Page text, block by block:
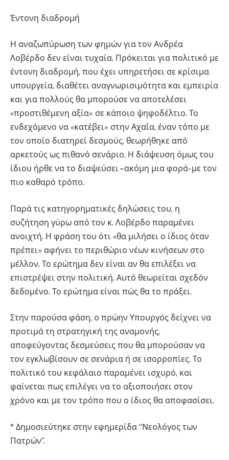
Έντονη διαδρομή
Η αναζωπύρωση των φημών για τον Ανδρέα
Λοβέρδο δεν είναι τυχαία. Πρόκειται για πολιτικό με
έντονη διαδρομή, που έχει υπηρετήσει σε κρίσιμα
υπουργεία, διαθέτει αναγνωρισιμότητα και εμπειρία
και για πολλούς θα μπορούσε να αποτελέσει
«προστιθέμενη αξία» σε κάποιο ψηφοδέλτιο. Το
ενδεχόμενο να «κατέβει» στην Αχαΐα, έναν τόπο με
τον οποίο διατηρεί δεσμούς, θεωρήθηκε από
αρκετούς ως πιθανό σενάριο. Η διάψευση όμως του
ίδιου ήρθε να το διαψεύσει –ακόμη μια φορά- με τον
πιο καθαρό τρόπο.
Παρά τις κατηγορηματικές δηλώσεις του, η
συζήτηση γύρω από τον κ. Λοβέρδο παραμένει
ανοιχτή. Η φράση του ότι «θα μιλήσει ο ίδιος όταν
πρέπει» αφήνει το περιθώριο νέων κινήσεων στο
μέλλον. Το ερώτημα δεν είναι αν θα επιλέξει να
επιστρέψει στην πολιτική. Αυτό θεωρείται σχεδόν
δεδομένο. Το ερώτημα είναι πώς θα το πράξει.
Στην παρούσα φάση, ο πρώην Υπουργός δείχνει να
προτιμά τη στρατηγική της αναμονής,
αποφεύγοντας δεσμεύσεις που θα μπορούσαν να
τον εγκλωβίσουν σε σενάρια ή σε ισορροπίες. Το
πολιτικό του κεφάλαιο παραμένει ισχυρό, και
φαίνεται πως επιλέγει να το αξιοποιήσει στον
χρόνο και με τον τρόπο που ο ίδιος θα αποφασίσει.
* Δημοσιεύτηκε στην εφημερίδα “Νεολόγος των
Πατρών”.